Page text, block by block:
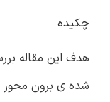
چکیده
هدف این مقاله